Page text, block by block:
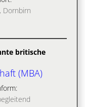
Dornbirn
britische
(MBA)